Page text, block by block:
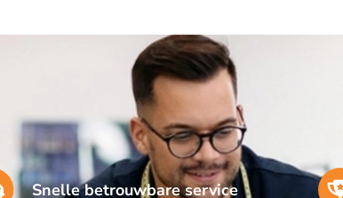
Snelle betrouwbare service